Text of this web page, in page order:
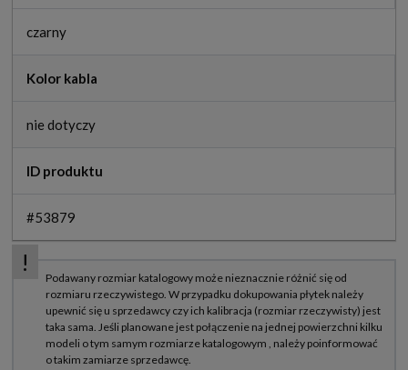
czarny
Kolor kabla
nie dotyczy
ID produktu
#53879